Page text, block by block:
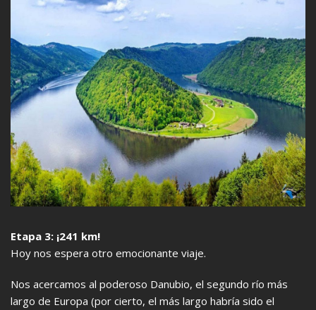
Etapa 3: ¡241 km!
Hoy nos espera otro emocionante viaje.
Nos acercamos al poderoso Danubio, el segundo río más
largo de Europa (por cierto, el más largo habría sido el